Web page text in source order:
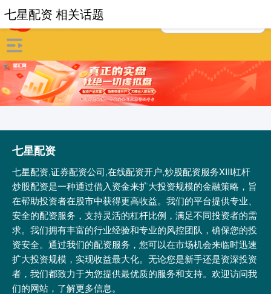
七星配资
七星配资,证券配资公司,在线配资开户,炒股配资服务XIII‌杠杆
炒股配资是一种通过借入资金来扩大投资规模的金融策略，旨
在帮助投资者在股市中获得更高收益。我们的平台提供专业、
安全的配资服务，支持灵活的杠杆比例，满足不同投资者的需
求。我们拥有丰富的行业经验和专业的风控团队，确保您的投
资安全。通过我们的配资服务，您可以在市场机会来临时迅速
扩大投资规模，实现收益最大化。无论您是新手还是资深投资
者，我们都致力于为您提供最优质的服务和支持。欢迎访问我
们的网站，了解更多信息。
七星配资 相关话题